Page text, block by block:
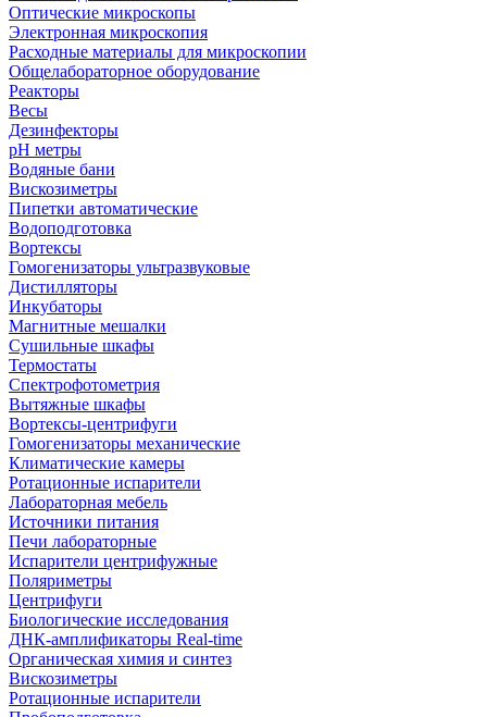
Оптические микроскопы
Электронная микроскопия
Расходные материалы для микроскопии
Общелабораторное оборудование
Реакторы
Весы
Дезинфекторы
рН метры
Водяные бани
Вискозиметры
Пипетки автоматические
Водоподготовка
Вортексы
Гомогенизаторы ультразвуковые
Дистилляторы
Инкубаторы
Магнитные мешалки
Сушильные шкафы
Термостаты
Спектрофотометрия
Вытяжные шкафы
Вортексы-центрифуги
Гомогенизаторы механические
Климатические камеры
Ротационные испарители
Лабораторная мебель
Источники питания
Печи лабораторные
Испарители центрифужные
Поляриметры
Центрифуги
Биологические исследования
ДНК-амплификаторы Real-time
Органическая химия и синтез
Вискозиметры
Ротационные испарители